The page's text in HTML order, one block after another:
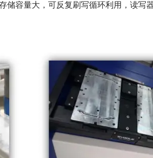
容量大，可反复刷写循环利用，读写器